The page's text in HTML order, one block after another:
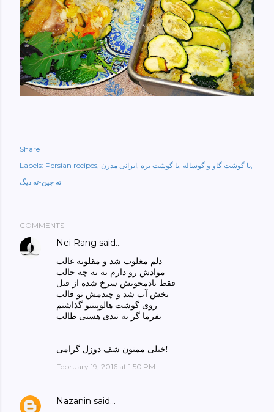
Share
Labels: Persian recipes ایرانی مدرن با گوشت بره با گوشت گاو و گوساله
ته چین-ته دیگ
COMMENTS
Nei Rang said…
دلم مغلوب شد و مقلوبه غالب
موادش رو دارم به به چه جالب
فقط بادمجونش سرخ شده از قبل
یخش آب شد و چیدمش تو قالب
روی گوشت هالوپینیو گذاشتم
بفرما گر به تندی هستی طالب
خیلی ممنون شف دوزل گرامی!
February 19, 2016 at 1:50 PM
Nazanin said…